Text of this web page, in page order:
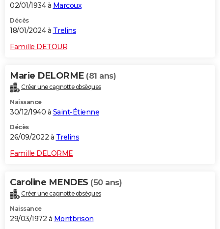
S'inscrire
Se connecter
Lycées
Collèges
Primaires
Universités
Entreprises
Service militaire
Avis de recherche
AVIS DE DÉCÈS
FORUM
Bricolage
Lifestyle
Culture
Television
Voyage
02/01/1934 à Marcoux
Décès
18/01/2024 à Trelins
Famille DETOUR
Marie DELORME (81 ans)
Créer une cagnotte obsèques
Naissance
30/12/1940 à Saint-Étienne
Décès
26/09/2022 à Trelins
Famille DELORME
Caroline MENDES (50 ans)
Créer une cagnotte obsèques
Naissance
29/03/1972 à Montbrison